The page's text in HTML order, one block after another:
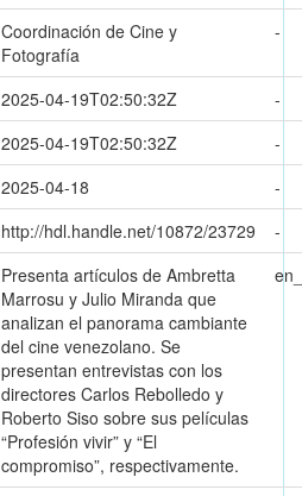
Coordinación de Cine y
Fotografía
-
2025-04-19T02:50:32Z
-
2025-04-19T02:50:32Z
-
2025-04-18
-
http://hdl.handle.net/10872/23729
-
Presenta artículos de Ambretta
Marrosu y Julio Miranda que
analizan el panorama cambiante
del cine venezolano. Se
presentan entrevistas con los
directores Carlos Rebolledo y
Roberto Siso sobre sus películas
“Profesión vivir” y “El
compromiso”, respectivamente.